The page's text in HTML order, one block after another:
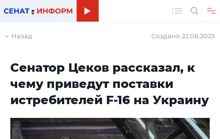
← Назад Создано 22.08.2023
Сенатор Цеков рассказал, к
чему приведут поставки
истребителей F-16 на Украину